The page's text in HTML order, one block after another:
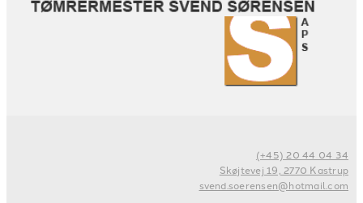
(+45) 20 44 04 34
Skøjtevej 19, 2770 Kastrup
svend.soerensen@hotmail.com